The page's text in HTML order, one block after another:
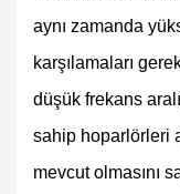
aynı zamanda
karşılamaları
düşük frekans
sahip hoparlörleri
mevcut olmasını